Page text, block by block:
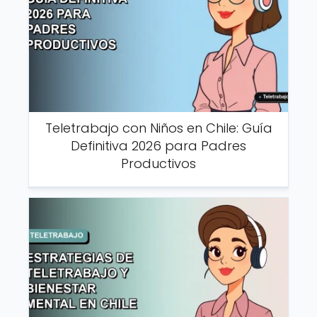
Teletrabajo con Niños en Chile: Guía
Definitiva 2026 para Padres
Productivos